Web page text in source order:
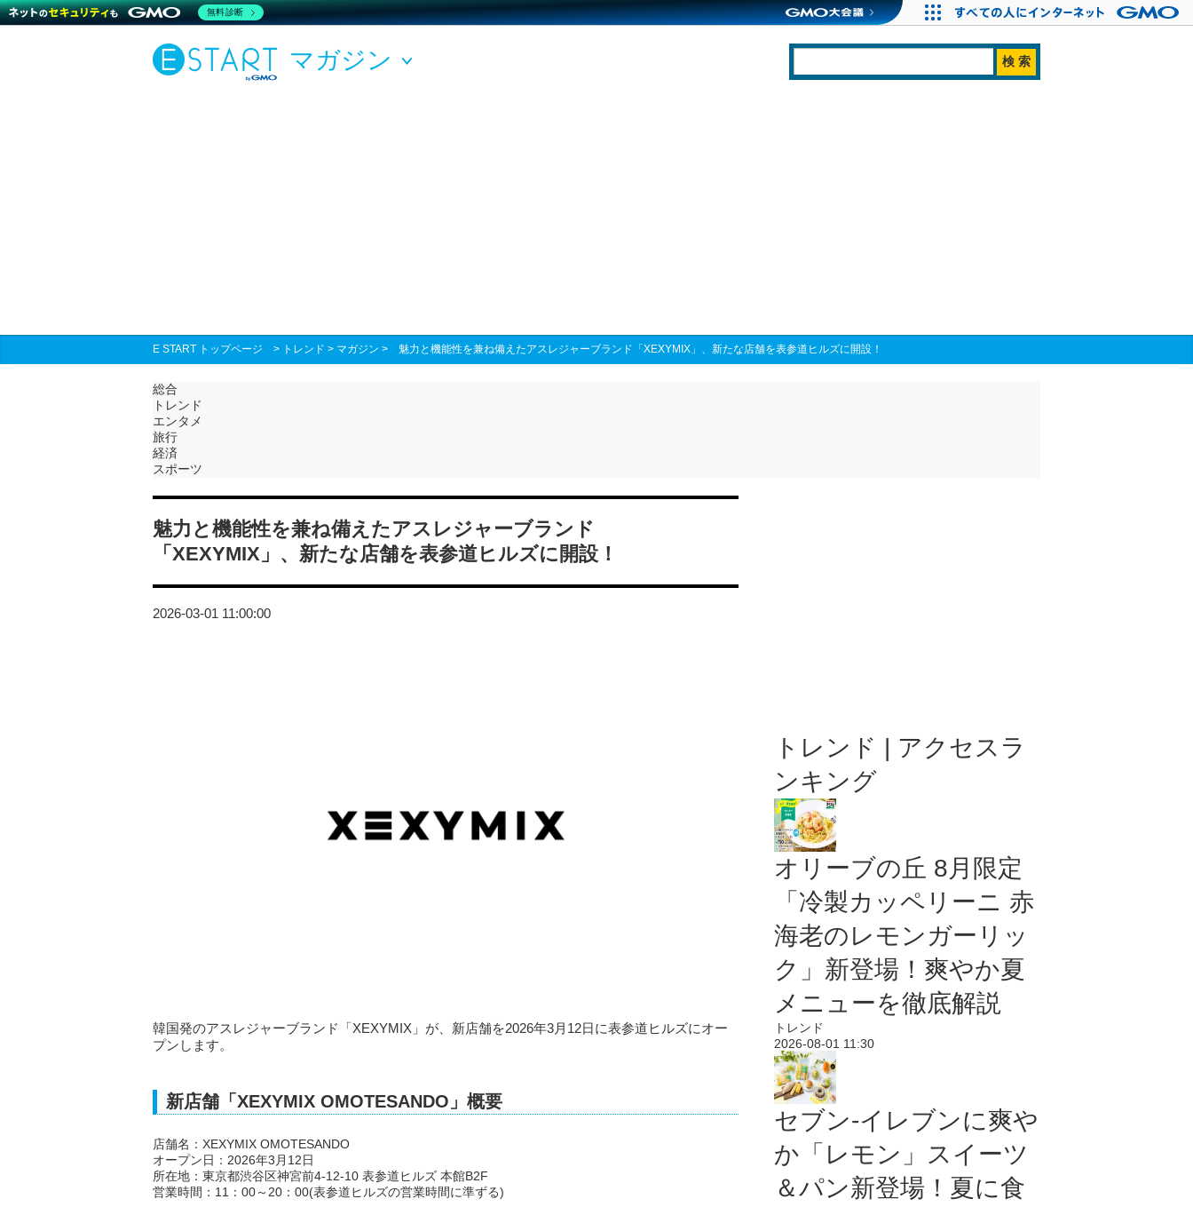
マガジン
E START トップページ > トレンド > マガジン > 魅力と機能性を兼ね備えたアスレジャーブランド「XEXYMIX」、新たな店舗を表参道ヒルズに開設！
総合
トレンド
エンタメ
旅行
経済
スポーツ
魅力と機能性を兼ね備えたアスレジャーブランド
「XEXYMIX」、新たな店舗を表参道ヒルズに開設！
2026-03-01 11:00:00
韓国発のアスレジャーブランド「XEXYMIX」が、新店舗を2026年3月12日に表参道ヒルズにオー
プンします。
新店舗「XEXYMIX OMOTESANDO」概要
店舗名：XEXYMIX OMOTESANDO
オープン日：2026年3月12日
所在地：東京都渋谷区神宮前4-12-10 表参道ヒルズ 本館B2F
営業時間：11：00～20：00(表参道ヒルズの営業時間に準ずる)
トレンド | アクセスラ
ンキング
オリーブの丘 8月限定
「冷製カッペリーニ 赤
海老のレモンガーリッ
ク」新登場！爽やか夏
メニューを徹底解説
トレンド
2026-08-01 11:30
セブン‐イレブンに爽や
か「レモン」スイーツ
＆パン新登場！夏に食
無料診断